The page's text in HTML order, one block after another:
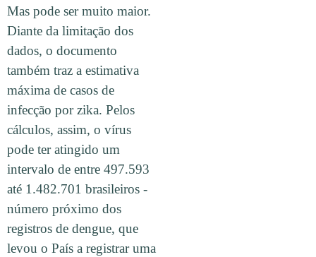
Mas pode ser muito maior.
Diante da limitação dos
dados, o documento
também traz a estimativa
máxima de casos de
infecção por zika. Pelos
cálculos, assim, o vírus
pode ter atingido um
intervalo de entre 497.593
até 1.482.701 brasileiros -
número próximo dos
registros de dengue, que
levou o País a registrar uma